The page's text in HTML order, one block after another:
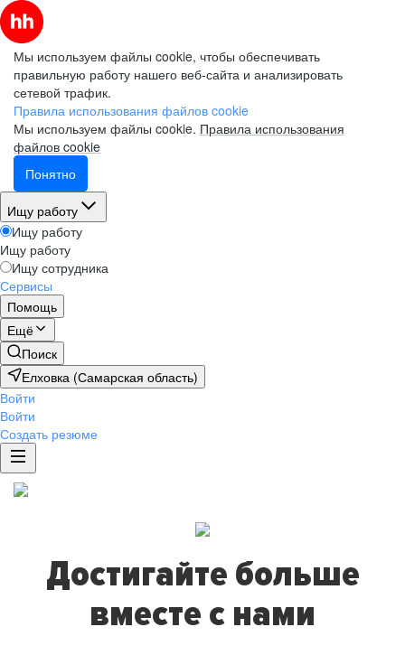
Мы используем файлы cookie, чтобы обеспечивать
правильную работу нашего веб-сайта и анализировать
сетевой трафик.
Правила использования файлов cookie
Мы используем файлы cookie. Правила использования
файлов cookie
Понятно
Ищу работу
Ищу работу
Ищу работу
Ищу сотрудника
Сервисы
Помощь
Ещё
Поиск
Елховка (Самарская область)
Войти
Войти
Создать резюме
Достигайте больше
вместе с нами